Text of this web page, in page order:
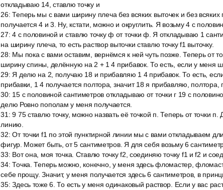
откладываю 14, ставлю точку и
26:Теперь мы с вами ширину плеча без всяких выточек и без
получается 4 и 3. Ну, кстати, можно и округлить. Я возьму 4 с
27:4 с половиной и ставлю точку ф от точки ф. Я откладываю 1
на ширину плеча, то есть раствор выточки ставлю точку f1 выточку.
28: Мы пока с вами оставим, вернёмся к ней чуть позже. Теперь от
ширину спины, делённую на 2 + 1 4 прибавок. То есть, если у меня
29: Я делю на 2, получаю 18 и прибавляю 1 4 прибавок. То есть,
прибавки, 1 4 получается полтора, значит 18 я прибавляю, полтора,
30: 15 с половиной сантиметров откладываю от точки г 19 с
делю Ровно пополам у меня получается.
31 :9 75 ставлю точку, можно назвать её точкой п. Теперь от точки
линию.
32:От точки f1 по этой пунктирной линии мы с вами откладываем
фигур. Может быть, от 5 сантиметров. Я для себя возьму 6
33: Вот она, моя точка. Ставлю точку f2, соединяю точку f1 и f2 и
34:Точка. Теперь можно, конечно, у меня здесь фломастер,
себе прощу. Значит, у меня получается здесь 6 сантиметров, в
35:Здесь тоже 6. То есть у меня одинаковый раствор. Если у вас